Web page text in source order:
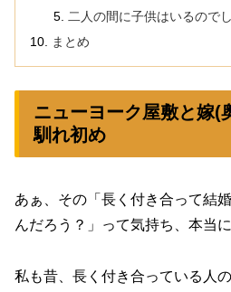
二人の間に子供はいるので
まとめ
ニューヨーク屋敷と嫁(
馴れ初め
あぁ、その「長く付き合って結
んだろう？」って気持ち、本当
私も昔、長く付き合っている人